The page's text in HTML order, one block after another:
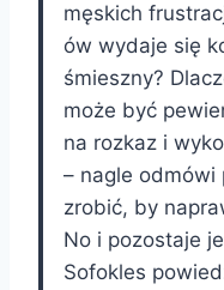
męskich
ów wydaje się
śmieszny?
może być
na rozkaz i
– nagle odmówi
zrobić, by
No i pozostaje
Sofokles